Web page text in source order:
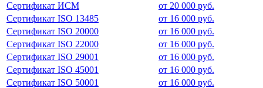
Сертификат ИСМ
от 20 000 руб.
Сертификат ISO 13485
от 16 000 руб.
Сертификат ISO 20000
от 16 000 руб.
Сертификат ISO 22000
от 16 000 руб.
Сертификат ISO 29001
от 16 000 руб.
Сертификат ISO 45001
от 16 000 руб.
Сертификат ISO 50001
от 16 000 руб.